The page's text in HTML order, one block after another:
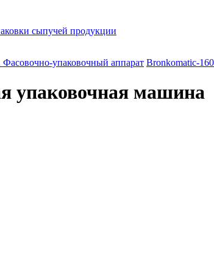
сыпучей продукции
упаковочный аппарат Bronkomatic-
упаковочная машина